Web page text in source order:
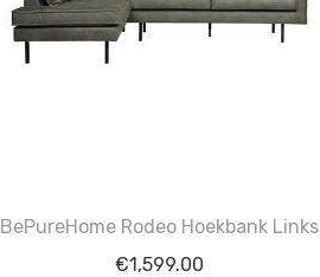
BePureHome Rodeo Hoekbank Links
€1,599.00